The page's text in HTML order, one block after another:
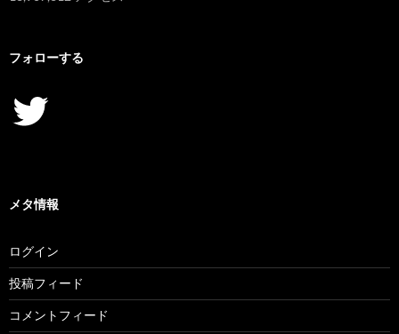
フォローする
Twitter
メタ情報
ログイン
投稿フィード
コメントフィード